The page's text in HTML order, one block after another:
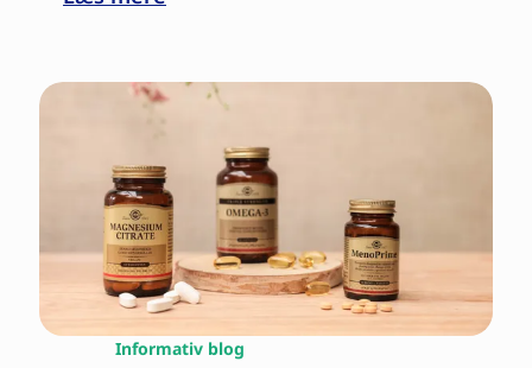
Informativ blog